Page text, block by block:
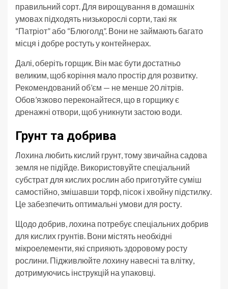
правильний сорт. Для вирощування в домашніх
умовах підходять низькорослі сорти, такі як
“Патріот” або “Блюголд”. Вони не займають багато
місця і добре ростуть у контейнерах.
Далі, оберіть горщик. Він має бути достатньо
великим, щоб коріння мало простір для розвитку.
Рекомендований об’єм — не менше 20 літрів.
Обов’язково переконайтеся, що в горщику є
дренажні отвори, щоб уникнути застою води.
Грунт та добрива
Лохина любить кислий грунт, тому звичайна садова
земля не підійде. Використовуйте спеціальний
субстрат для кислих рослин або приготуйте суміш
самостійно, змішавши торф, пісок і хвойну підстилку.
Це забезпечить оптимальні умови для росту.
Щодо добрив, лохина потребує спеціальних добрив
для кислих грунтів. Вони містять необхідні
мікроелементи, які сприяють здоровому росту
рослини. Підживлюйте лохину навесні та влітку,
дотримуючись інструкцій на упаковці.